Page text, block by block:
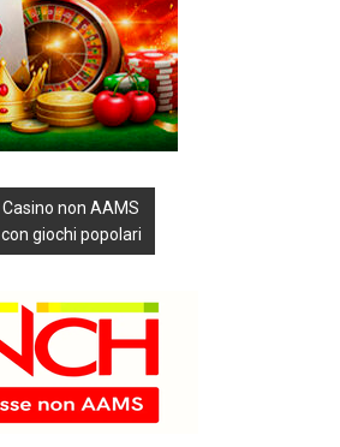
Casino non AAMS
con giochi popolari